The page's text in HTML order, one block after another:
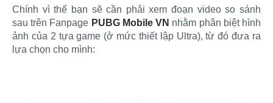
Chính vì thế bạn sẽ cần phải xem đoạn video so sánh
sau trên Fanpage PUBG Mobile VN nhằm phân biệt hình
ảnh của 2 tựa game (ở mức thiết lập Ultra), từ đó đưa ra
lựa chọn cho mình: